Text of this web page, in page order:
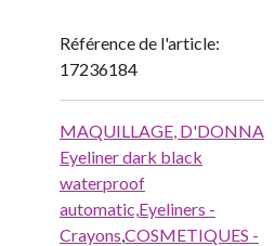
Référence de l'article:
17236184
MAQUILLAGE, D'DONNA
Eyeliner dark black
waterproof
automatic,Eyeliners -
Crayons,COSMETIQUES -